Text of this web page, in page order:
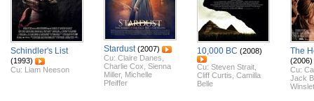
Schindler's List
(1993)
Cu: Liam Neeson
Stardust (2007)
Cu: Claire Danes
Charlie Cox Sienna
Miller, Michelle
Pfeiffer
10,000 BC (2008)
Cu: Steven Strait
Cliff Curtis Camilla
Belle
The
(2006)
Cu:
Jack
Winslet